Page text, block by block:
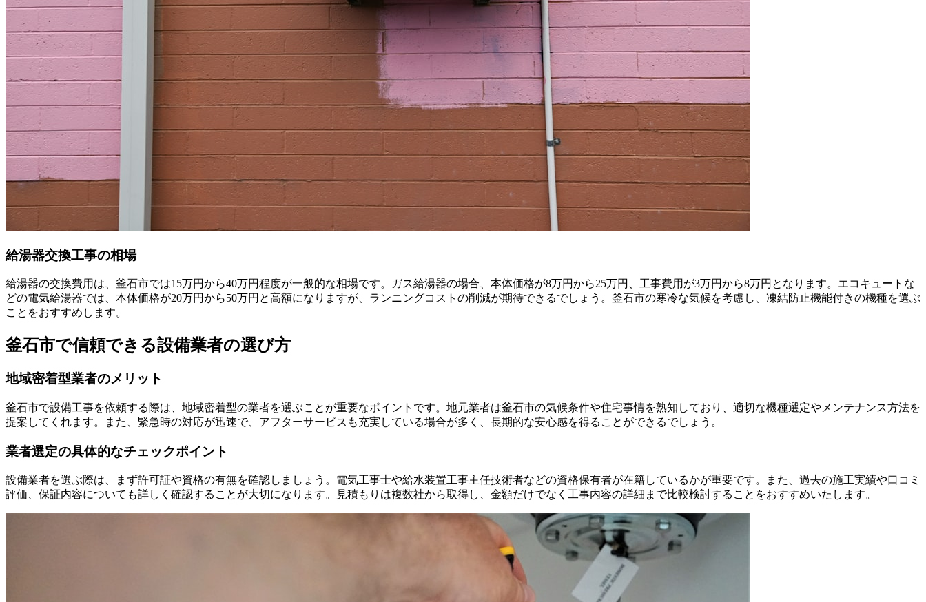
給湯器交換工事の相場
給湯器の交換費用は、釜石市では15万円から40万円程度が一般的な相場です。ガス給湯器の場合、本体価格が8万円から25万円、工事費用が3万円から8万円となります。エコキュートな
どの電気給湯器では、本体価格が20万円から50万円と高額になりますが、ランニングコストの削減が期待できるでしょう。釜石市の寒冷な気候を考慮し、凍結防止機能付きの機種を選ぶ
ことをおすすめします。
釜石市で信頼できる設備業者の選び方
地域密着型業者のメリット
釜石市で設備工事を依頼する際は、地域密着型の業者を選ぶことが重要なポイントです。地元業者は釜石市の気候条件や住宅事情を熟知しており、適切な機種選定やメンテナンス方法を
提案してくれます。また、緊急時の対応が迅速で、アフターサービスも充実している場合が多く、長期的な安心感を得ることができるでしょう。
業者選定の具体的なチェックポイント
設備業者を選ぶ際は、まず許可証や資格の有無を確認しましょう。電気工事士や給水装置工事主任技術者などの資格保有者が在籍しているかが重要です。また、過去の施工実績や口コミ
評価、保証内容についても詳しく確認することが大切になります。見積もりは複数社から取得し、金額だけでなく工事内容の詳細まで比較検討することをおすすめいたします。